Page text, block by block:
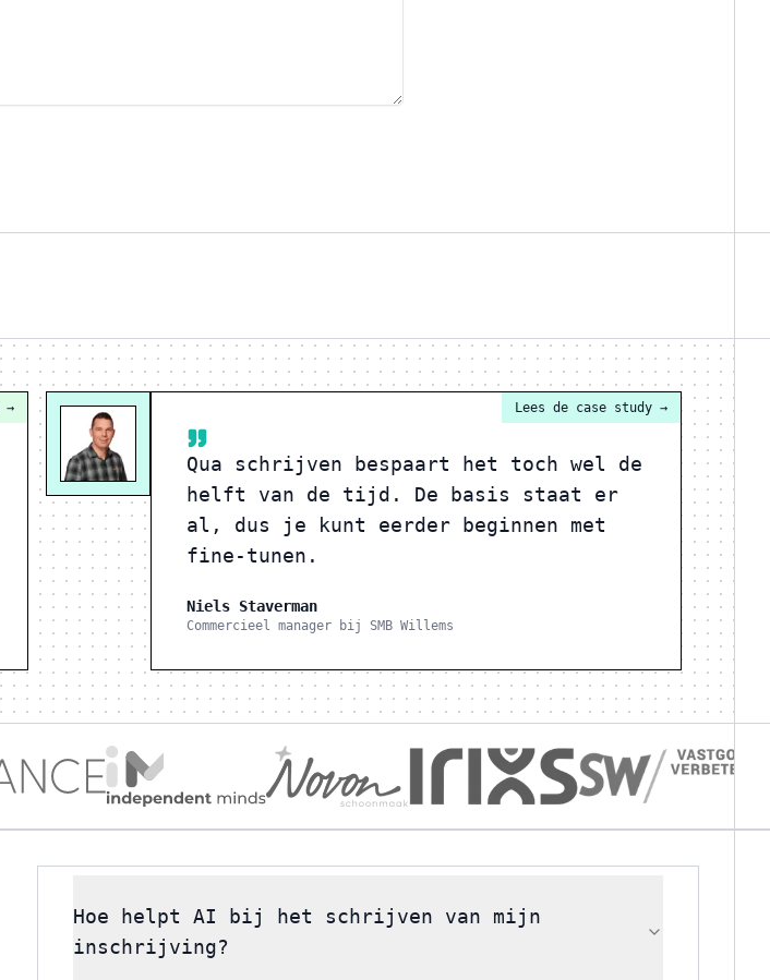
→ Lees de case study →
Qua schrijven bespaart het toch wel de
helft van de tijd. De basis staat er
al, dus je kunt eerder beginnen met
fine-tunen.
Niels Staverman
Commercieel manager bij SMB Willems
Hoe helpt AI bij het schrijven van mijn
inschrijving?